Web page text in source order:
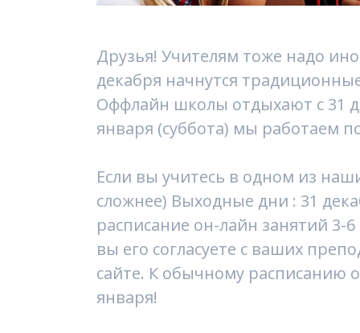
Друзья! Учителям тоже надо
декабря начнутся
Оффлайн школы отдыхают с 31
января (суббота) мы работаем
Если вы учитесь в одном из
сложнее) Выходные дни : 31
расписание он-лайн занятий 3-
вы его согласуете с ваших
сайте. К обычному расписанию
января!